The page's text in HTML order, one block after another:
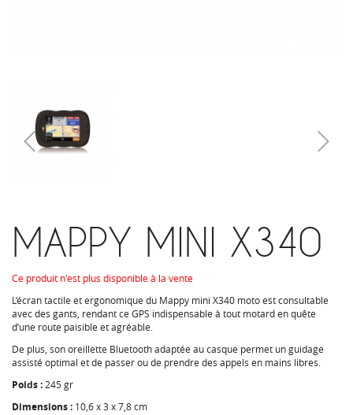
MAPPY MINI X340
Ce produit n'est plus disponible à la vente
L’écran tactile et ergonomique du Mappy mini X340 moto est consultable
avec des gants, rendant ce GPS indispensable à tout motard en quête
d’une route paisible et agréable.
De plus, son oreillette Bluetooth adaptée au casque permet un guidage
assisté optimal et de passer ou de prendre des appels en mains libres.
Poids :245 gr
Dimensions : 10,6 x 3 x 7,8 cm